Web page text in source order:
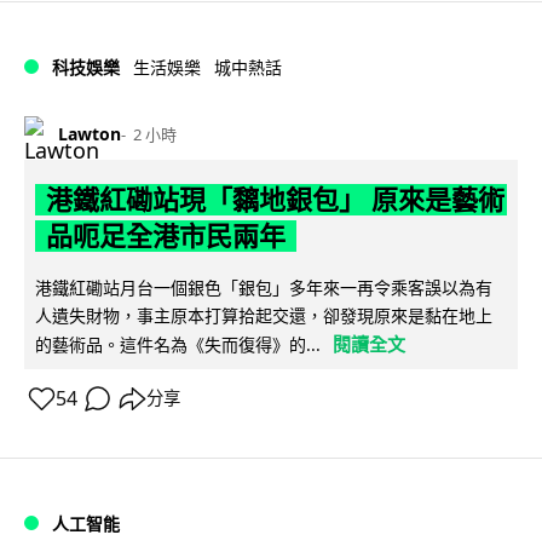
科技娛樂 生活娛樂 城中熱話
Lawton 2 小時
港鐵紅磡站現「黐地銀包」 原來是藝術
品呃足全港市民兩年
港鐵紅磡站月台一個銀色「銀包」多年來一再令乘客誤以為有
人遺失財物，事主原本打算拾起交還，卻發現原來是黏在地上
的藝術品。這件名為《失而復得》的...
閱讀全文
54 分享
人工智能